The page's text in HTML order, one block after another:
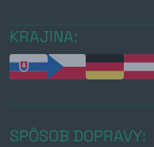
KRAJINA:
SPÔSOB DOPRAVY: